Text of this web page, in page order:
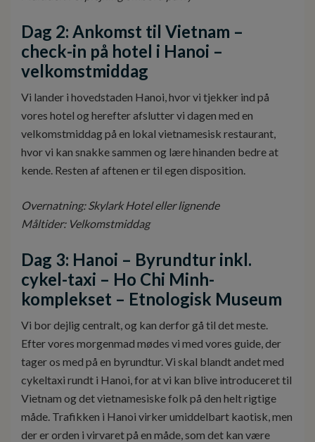
Dag 2: Ankomst til Vietnam –
check-in på hotel i Hanoi –
velkomstmiddag
Vi lander i hovedstaden Hanoi, hvor vi tjekker ind på
vores hotel og herefter afslutter vi dagen med en
velkomstmiddag på en lokal vietnamesisk restaurant,
hvor vi kan snakke sammen og lære hinanden bedre at
kende. Resten af aftenen er til egen disposition.
Overnatning: Skylark Hotel eller lignende
Måltider: Velkomstmiddag
Dag 3: Hanoi – Byrundtur inkl.
cykel-taxi – Ho Chi Minh-
komplekset – Etnologisk Museum
Vi bor dejlig centralt, og kan derfor gå til det meste.
Efter vores morgenmad mødes vi med vores guide, der
tager os med på en byrundtur. Vi skal blandt andet med
cykeltaxi rundt i Hanoi, for at vi kan blive introduceret til
Vietnam og det vietnamesiske folk på den helt rigtige
måde. Trafikken i Hanoi virker umiddelbart kaotisk, men
der er orden i virvaret på en måde, som det kan være